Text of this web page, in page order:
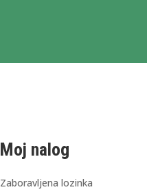
Moj nalog
Zaboravljena lozinka